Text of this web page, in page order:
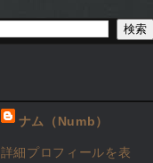
ナム（Numb）
詳細プロフィールを表